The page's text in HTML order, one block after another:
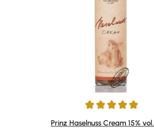
Durchschnittliche Bewertung von 4.95
Prinz Haselnuss Cream 15%